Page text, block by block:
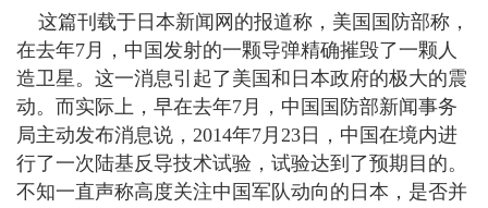
这篇刊载于日本新闻网的报道称，美国国防部称，
在去年7月，中国发射的一颗导弹精确摧毁了一颗人
造卫星。这一消息引起了美国和日本政府的极大的震
动。而实际上，早在去年7月，中国国防部新闻事务
局主动发布消息说，2014年7月23日，中国在境内进
行了一次陆基反导技术试验，试验达到了预期目的。
不知一直声称高度关注中国军队动向的日本，是否并